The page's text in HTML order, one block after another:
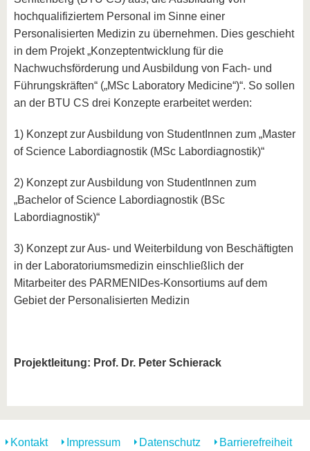
hochqualifiziertem Personal im Sinne einer
Personalisierten Medizin zu übernehmen. Dies geschieht
in dem Projekt „Konzeptentwicklung für die
Nachwuchsförderung und Ausbildung von Fach- und
Führungskräften“ („MSc Laboratory Medicine“)“. So sollen
an der BTU CS drei Konzepte erarbeitet werden:
1) Konzept zur Ausbildung von StudentInnen zum „Master
of Science Labordiagnostik (MSc Labordiagnostik)“
2) Konzept zur Ausbildung von StudentInnen zum
„Bachelor of Science Labordiagnostik (BSc
Labordiagnostik)“
3) Konzept zur Aus- und Weiterbildung von Beschäftigten
in der Laboratoriumsmedizin einschließlich der
Mitarbeiter des PARMENIDes-Konsortiums auf dem
Gebiet der Personalisierten Medizin
Projektleitung: Prof. Dr. Peter Schierack
Kontakt Impressum Datenschutz Barrierefreiheit